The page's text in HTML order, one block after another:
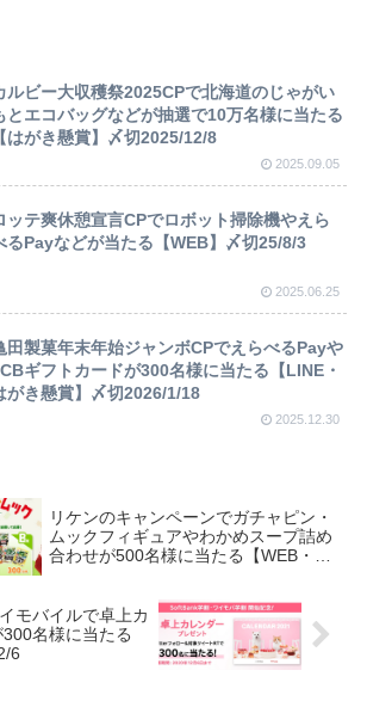
ルビー大収穫祭2025CPで北海道のじゃがい
とエコバッグなどが抽選で10万名様に当たる
【はがき懸賞】〆切2025/12/8
2025.09.05
ッテ爽休憩宣言CPでロボット掃除機やえら
るPayなどが当たる【WEB】〆切25/8/3
2025.06.25
田製菓年末年始ジャンボCPでえらべるPayや
ギフトカードが300名様に当たる【LINE・
がき懸賞】〆切2026/1/18
2025.12.30
リケンのキャンペーンでガチャピン・
ムックフィギュアやわかめスープ詰め
合わせが500名様に当たる【WEB・は
モバイルで卓上カ
名様に当たる
6